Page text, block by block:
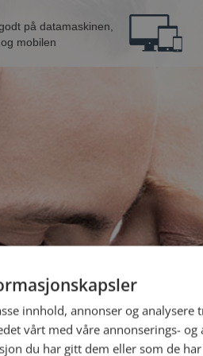
på datamaskinen,
mobilen
innhold, annonser og analysere
vårt med våre annonserings- og
du har gitt dem eller som de